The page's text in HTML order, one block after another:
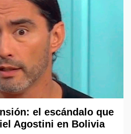
el escándalo que
Agostini en Bolivia